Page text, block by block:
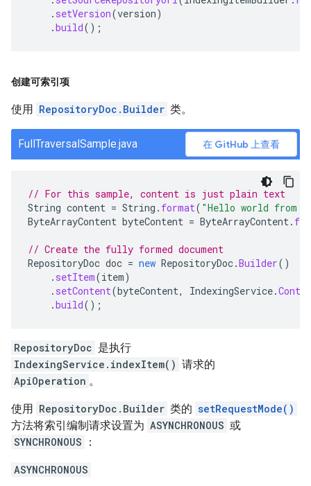
. setVersion(version)
.build();
创建可索引项
使用 RepositoryDoc.Builder 类。
FullTraversalSample.java 在 GitHub 上查看
// For this sample, content is just plain text
String content = String . format( "Hello world from
ByteArrayContent byteContent = ByteArrayContent.
// Create the fully formed document
RepositoryDoc doc = new RepositoryDoc.Builder()
. setItem(item)
. setContent(byteContent, IndexingService.
.build();
RepositoryDoc 是执行
IndexingService.indexItem() 请求的
ApiOperation 。
使用 RepositoryDoc.Builder 类的 setRequestMode()
方法将索引编制请求设置为 ASYNCHRONOUS 或
SYNCHRONOUS
：
ASYNCHRONOUS